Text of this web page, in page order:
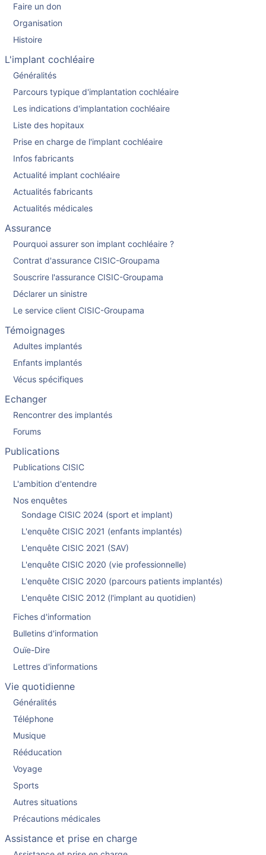
Faire un don
Organisation
Histoire
L'implant cochléaire
Généralités
Parcours typique d'implantation cochléaire
Les indications d'implantation cochléaire
Liste des hopitaux
Prise en charge de l'implant cochléaire
Infos fabricants
Actualité implant cochléaire
Actualités fabricants
Actualités médicales
Assurance
Pourquoi assurer son implant cochléaire ?
Contrat d'assurance CISIC-Groupama
Souscrire l'assurance CISIC-Groupama
Déclarer un sinistre
Le service client CISIC-Groupama
Témoignages
Adultes implantés
Enfants implantés
Vécus spécifiques
Echanger
Rencontrer des implantés
Forums
Publications
Publications CISIC
L'ambition d'entendre
Nos enquêtes
Sondage CISIC 2024 (sport et implant)
L'enquête CISIC 2021 (enfants implantés)
L'enquête CISIC 2021 (SAV)
L'enquête CISIC 2020 (vie professionnelle)
L'enquête CISIC 2020 (parcours patients implantés)
L'enquête CISIC 2012 (l'implant au quotidien)
Fiches d'information
Bulletins d'information
Ouïe-Dire
Lettres d'informations
Vie quotidienne
Généralités
Téléphone
Musique
Rééducation
Voyage
Sports
Autres situations
Précautions médicales
Assistance et prise en charge